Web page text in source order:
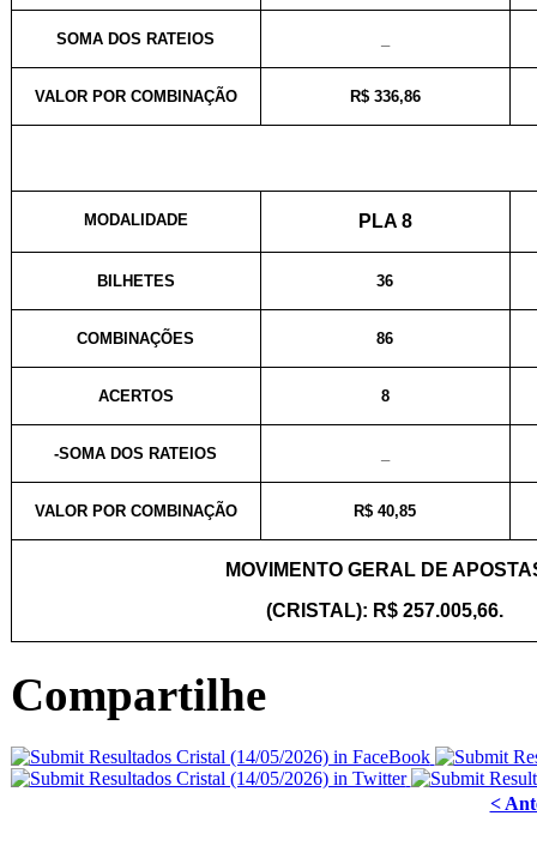
SOMA DOS RATEIOS
VALOR POR COMBINAÇÃO R$ 336,86
MODALIDADE PLA 8
BILHETES 36
COMBINAÇÕES 86
ACERTOS 8
-SOMA DOS RATEIOS
VALOR POR COMBINAÇÃO R$ 40,85
MOVIMENTO GERAL DE
(CRISTAL): R$ 257.005,66.
Compartilhe
<